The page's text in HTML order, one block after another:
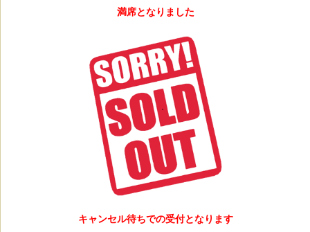
満席となりました
キャンセル待ちでの受付となります